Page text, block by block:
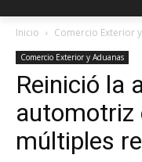
Inicio Comercio Exterior
Comercio Exterior y Aduanas
Reinició la
automotriz
múltiples